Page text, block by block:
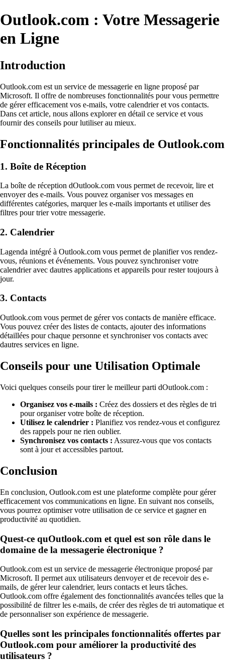
Outlook.com : Votre Messagerie
en Ligne
Introduction
Outlook.com est un service de messagerie en ligne proposé par
Microsoft. Il offre de nombreuses fonctionnalités pour vous permettre
de gérer efficacement vos e-mails, votre calendrier et vos contacts.
Dans cet article, nous allons explorer en détail ce service et vous
fournir des conseils pour lutiliser au mieux.
Fonctionnalités principales de Outlook.com
1. Boîte de Réception
La boîte de réception dOutlook.com vous permet de recevoir, lire et
envoyer des e-mails. Vous pouvez organiser vos messages en
différentes catégories, marquer les e-mails importants et utiliser des
filtres pour trier votre messagerie.
2. Calendrier
Lagenda intégré à Outlook.com vous permet de planifier vos rendez-
vous, réunions et événements. Vous pouvez synchroniser votre
calendrier avec dautres applications et appareils pour rester toujours à
jour.
3. Contacts
Outlook.com vous permet de gérer vos contacts de manière efficace.
Vous pouvez créer des listes de contacts, ajouter des informations
détaillées pour chaque personne et synchroniser vos contacts avec
dautres services en ligne.
Conseils pour une Utilisation Optimale
Voici quelques conseils pour tirer le meilleur parti dOutlook.com :
Organisez vos e-mails : Créez des dossiers et des règles de tri
pour organiser votre boîte de réception.
Utilisez le calendrier : Planifiez vos rendez-vous et configurez
des rappels pour ne rien oublier.
Synchronisez vos contacts : Assurez-vous que vos contacts
sont à jour et accessibles partout.
Conclusion
En conclusion, Outlook.com est une plateforme complète pour gérer
efficacement vos communications en ligne. En suivant nos conseils,
vous pourrez optimiser votre utilisation de ce service et gagner en
productivité au quotidien.
Quest-ce quOutlook.com et quel est son rôle dans le
domaine de la messagerie électronique ?
Outlook.com est un service de messagerie électronique proposé par
Microsoft. Il permet aux utilisateurs denvoyer et de recevoir des e-
mails, de gérer leur calendrier, leurs contacts et leurs tâches.
Outlook.com offre également des fonctionnalités avancées telles que la
possibilité de filtrer les e-mails, de créer des règles de tri automatique et
de personnaliser son expérience de messagerie.
Quelles sont les principales fonctionnalités offertes par
Outlook.com pour améliorer la productivité des
utilisateurs ?